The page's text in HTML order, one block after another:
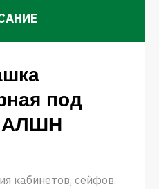
под
АЛШН
кабинетов, сейфов.